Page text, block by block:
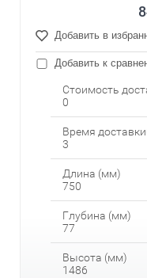
Добавить в
Добавить к
Стоимость
0
Время
3
Длина (мм)
750
Глубина (мм)
77
Высота (мм)
1486